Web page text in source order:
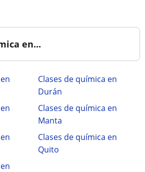
en...
Clases de química en
Durán
Clases de química en
Manta
Clases de química en
Quito